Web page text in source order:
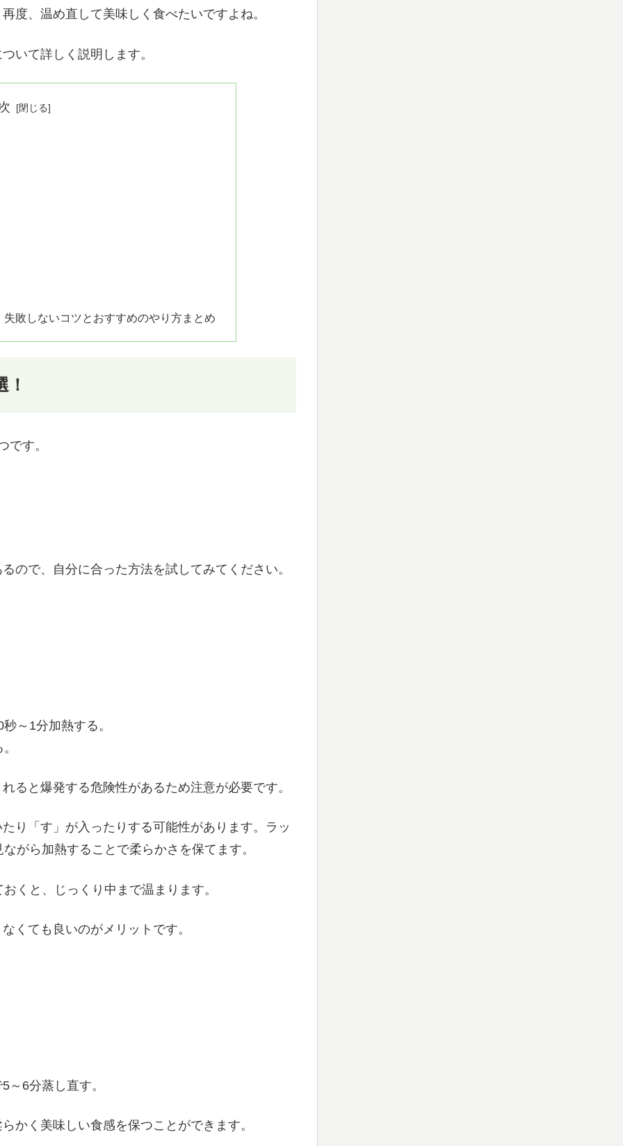
度、温め直して美味しく食べたいですよね。
いて詳しく説明します。
敗しないコツとおすすめのやり方まとめ
です。
ので、自分に合った方法を試してみてください。
～1分加熱する。
ると爆発する危険性があるため注意が必要です。
り「す」が入ったりする可能性があります。ラッ
がら加熱することで柔らかさを保てます。
くと、じっくり中まで温まります。
くても良いのがメリットです。
～6分蒸し直す。
かく美味しい食感を保つことができます。